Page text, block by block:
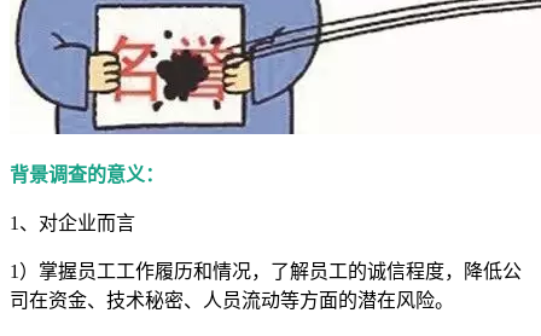
背景调查的意义：
1、对企业而言
1）掌握员工工作履历和情况，了解员工的诚信程度，降低公
司在资金、技术秘密、人员流动等方面的潜在风险。